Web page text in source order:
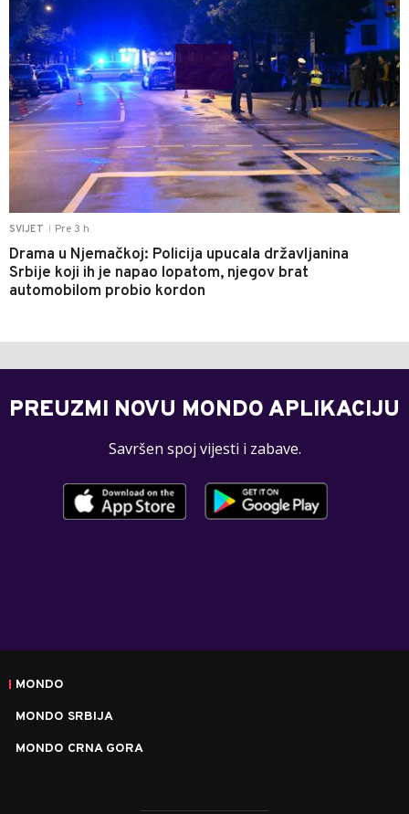
SVIJET Pre 3 h
Drama u Njemačkoj: Policija upucala državljanina
Srbije koji ih je napao lopatom, njegov brat
automobilom probio kordon
PREUZMI NOVU MONDO APLIKACIJU
Savršen spoj vijesti i zabave.
MONDO
MONDO SRBIJA
MONDO CRNA GORA